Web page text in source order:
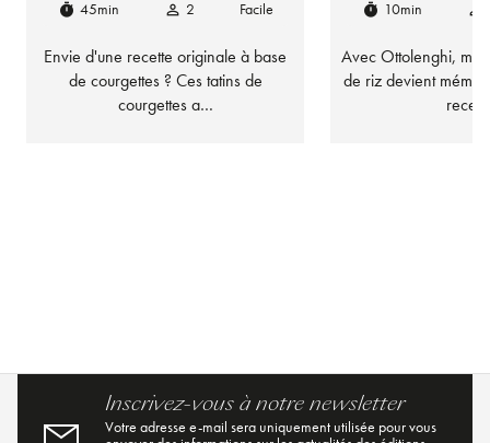
timer 45min person_outline 2 Facile
Envie d'une recette originale à base
de courgettes ? Ces tatins de
courgettes a…
timer 10min person_outline
Avec Ottolenghi,
de riz devient
Inscrivez-vous à notre newsletter
Votre adresse e-mail sera uniquement utilisée pour vous